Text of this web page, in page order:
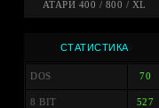
АТАРИ 400 / 800 / XL
СТАТИСТИКА
DOS 70
8 BIT 527